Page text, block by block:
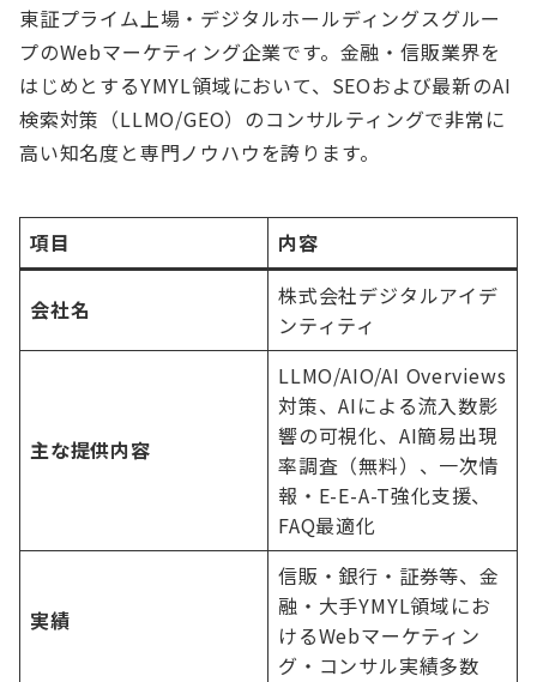
東証プライム上場・デジタルホールディングスグルー
プのWebマーケティング企業です。金融・信販業界を
はじめとするYMYL領域において、SEOおよび最新のAI
検索対策（LLMO/GEO）のコンサルティングで非常に
高い知名度と専門ノウハウを誇ります。
項目 内容
会社名
株式会社デジタルアイデ
ンティティ
主な提供内容
LLMO/AIO/AI Overviews
対策、AIによる流入数影
響の可視化、AI簡易出現
率調査（無料）、一次情
報・E-E-A-T強化支援、
FAQ最適化
実績
信販・銀行・証券等、金
融・大手YMYL領域にお
けるWebマーケティン
グ・コンサル実績多数